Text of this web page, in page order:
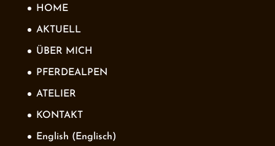
HOME
AKTUELL
ÜBER MICH
PFERDEALPEN
ATELIER
KONTAKT
English ( Englisch)